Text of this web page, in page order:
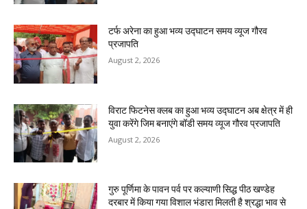
टर्फ अरेना का हुआ भव्य उद्घाटन समय व्यूज गौरव
प्रजापति
August 2, 2026
विराट फिटनेस क्लब का हुआ भव्य उद्घाटन अब क्षेत्र में ही
युवा करेंगे जिम बनाएंगे बॉडी समय व्यूज गौरव प्रजापति
August 2, 2026
गुरु पूर्णिमा के पावन पर्व पर कल्याणी सिद्ध पीठ खण्डेह
दरबार में किया गया विशाल भंडारा मिलती है श्रद्धा भाव से